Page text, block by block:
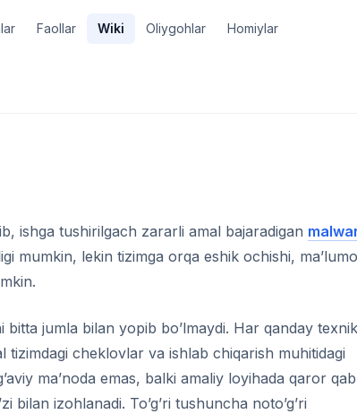
Faollar Wiki Oliygohlar Homiylar
ishga tushirilgach zararli amal bajaradigan
mumkin, lekin tizimga orqa eshik ochishi,
jumla bilan yopib bo’lmaydi. Har qanday texnik
tizimdagi cheklovlar va ishlab chiqarish muhitidagi
ma’noda emas, balki amaliy loyihada qaror
izohlanadi. To’g’ri tushuncha noto’g’ri